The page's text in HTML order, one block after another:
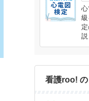
説
看護roo!